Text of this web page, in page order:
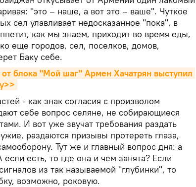
"это – наше, а вот это – ваше". Чуткое
сел улавливает недосказанное "пока", в
как мы знаем, приходит во время еды,
еще городов, сел, поселков, домов,
Баку себе.
блока "Мой шаг" Армен Хачатрян выступил
- как знак согласия с произволом
себе вопрос селяне, не собирающиеся
И вот уже звучат требования раздать
раздаются призывы протереть глаза,
Тут же и главный вопрос дня: а
есть, то где она и чем занята? Если
из так называемой "глубинки", то
возможно, роковую.